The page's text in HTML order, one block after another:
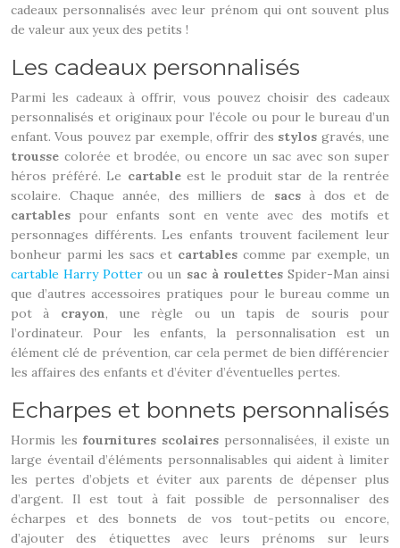
cadeaux personnalisés avec leur prénom qui ont souvent plus
de valeur aux yeux des petits !
Les cadeaux personnalisés
Parmi les cadeaux à offrir, vous pouvez choisir des cadeaux
personnalisés et originaux pour l’école ou pour le bureau d’un
enfant. Vous pouvez par exemple, offrir des stylos gravés, une
trousse colorée et brodée, ou encore un sac avec son super
héros préféré. Le cartableest le produit star de la rentrée
scolaire. Chaque année, des milliers de sacsà dos et de
cartables pour enfants sont en vente avec des motifs et
personnages différents. Les enfants trouvent facilement leur
bonheur parmi les sacs et cartables comme par exemple, un
cartable Harry Potter ou un sac à roulettesSpider-Man ainsi
que d’autres accessoires pratiques pour le bureau comme un
pot à crayon, une règle ou un tapis de souris pour
l’ordinateur. Pour les enfants, la personnalisation est un
élément clé de prévention, car cela permet de bien différencier
les affaires des enfants et d’éviter d’éventuelles pertes.
Echarpes et bonnets personnalisés
Hormis les fournitures scolaires personnalisées, il existe un
large éventail d’éléments personnalisables qui aident à limiter
les pertes d’objets et éviter aux parents de dépenser plus
d’argent. Il est tout à fait possible de personnaliser des
écharpes et des bonnets de vos tout-petits ou encore,
d’ajouter des étiquettes avec leurs prénoms sur leurs